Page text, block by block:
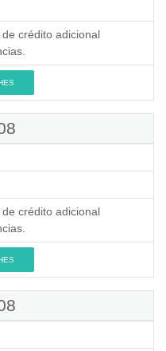
crédito adicional
crédito adicional